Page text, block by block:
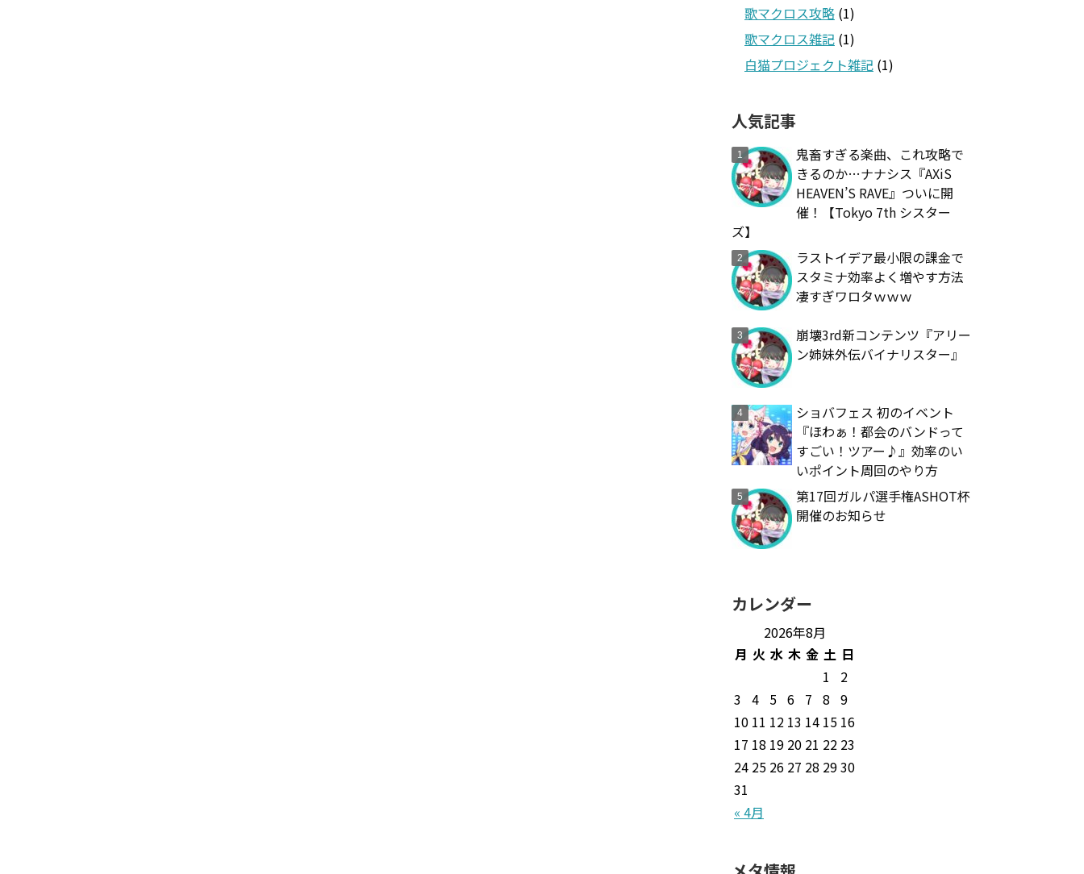
歌マクロス攻略 (1)
歌マクロス雑記 (1)
白猫プロジェクト雑記 (1)
人気記事
鬼畜すぎる楽曲、これ攻略で
きるのか…ナナシス『AXiS
HEAVEN’S RAVE』ついに開
催！【Tokyo 7th シスター
ズ】
ラストイデア最小限の課金で
スタミナ効率よく増やす方法
凄すぎワロタｗｗｗ
崩壊3rd新コンテンツ『アリー
ン姉妹外伝バイナリスター』
ショバフェス 初のイベント
『ほわぁ！都会のバンドって
すごい！ツアー♪』効率のい
いポイント周回のやり方
第17回ガルパ選手権ASHOT杯
開催のお知らせ
カレンダー
2026年8月
月 火 水 木 金 土 日
« 4月
1
2
3 4 5 6 7 8 9
10 11 12 13 14 15 16
17 18 19 20 21 22 23
24 25 26 27 28 2930
31